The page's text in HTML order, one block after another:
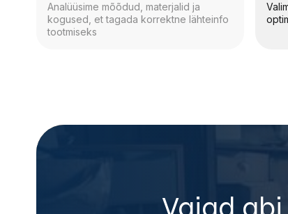
Analüüsime mõõdud, materjalid ja
kogused, et tagada korrektne lähteinfo
tootmiseks